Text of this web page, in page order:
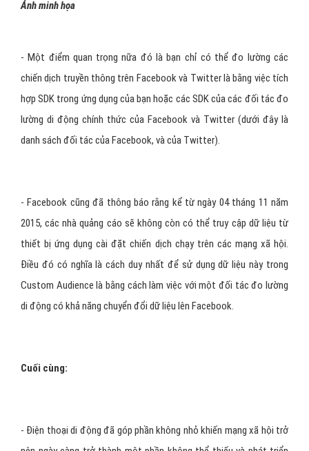
- Có hai cách để sử dụng tính năng này trên Facebook, một là
cách làm theo hướng dẫn này. Nếu bạn chưa kích hoạt App Link,
Facebook đã tạo ra một phần mới trong công cụ tạo ứng dụng của
họ cho phép các nhà phát triển để xác định vị trí chính xác mà họ
muốn liên kết quảng cáo.
vào một liên kết trong twitter và kết thúc trên các trang cụ thể
trong ứng dụng – nếu họ đã cài đặt nó trên thiết bị của họ. Nếu
không – họ sẽ được đưa đến các cửa hàng ứng dụng để tải về. Để
kích hoạt tính năng deeplinking trên các quảng cáo của Twitter,
bạn chỉ cần các thẻ đánh dấu mới này.
lường
- Nếu bạn muốn trở thành chuyên gia trong lĩnh vực quảng cáo trên